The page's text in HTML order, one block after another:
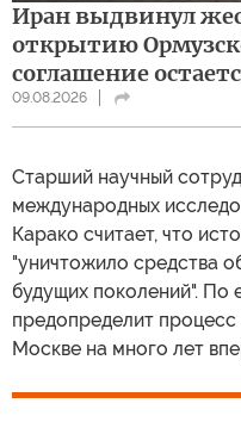
Иран выдвинул
открытию
соглашение
09.08.2026
Cтарший научный
международных
Карако считает, что
"уничтожило средства
будущих поколений". По
предопределит
Москве на много лет